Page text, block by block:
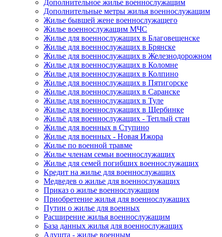
Дополнительное жилье военнослужащим
Дополнительные метры жилья военнослужащим
Жилье бывшей жене военнослужащего
Жилье военнослужащим МЧС
Жилье для военнослужащих в Благовещенске
Жилье для военнослужащих в Брянске
Жилье для военнослужащих в Железнодорожном
Жилье для военнослужащих в Коломне
Жилье для военнослужащих в Колпино
Жилье для военнослужащих в Пятигорске
Жилье для военнослужащих в Саранске
Жилье для военнослужащих в Туле
Жилье для военнослужащих в Щербинке
Жильё для военнослужащих - Теплый стан
Жилье для военных в Ступино
Жилье для военных - Новая Ижора
Жилье по военной травме
Жилье членам семьи военнослужащих
Жилье для семей погибших военнослужащих
Кредит на жилье для военнослужащих
Медведев о жилье для военнослужащих
Приказ о жилье военнослужащим
Приобретение жилья для военнослужащих
Путин о жилье для военных
Расширение жилья военнослужащим
База данных жилья для военнослужащих
Алушта - жилье военным